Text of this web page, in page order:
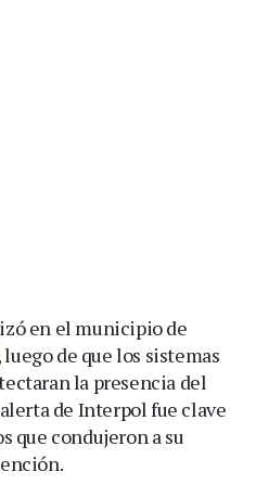
en el municipio de
luego de que los sistemas
la presencia del
de Interpol fue clave
que condujeron a su